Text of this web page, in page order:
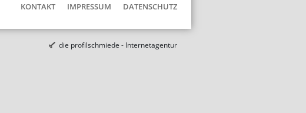
KONTAKT IMPRESSUM DATENSCHUTZ
die profilschmiede - Internetagentur